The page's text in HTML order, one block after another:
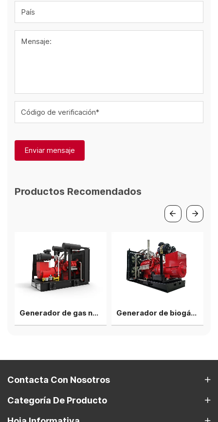
País
Mensaje:
Código de verificación*
Enviar mensaje
Productos Recomendados
Generador de gas natural Deutz HC8V132 de 300 kW, máquina individual Generador de biogás Deutz HC12V132 de 450 kW, máquina individual
Contacta Con Nosotros
Categoría De Producto